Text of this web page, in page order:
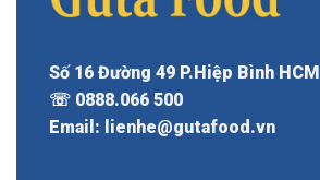
Số 16 Đường 49 P.Hiệp Bình HCM
☏ 0888.066 500
Email: lienhe@gutafood.vn